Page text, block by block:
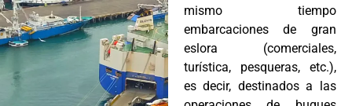
mismo tiempo
embarcaciones de gran
eslora (comerciales,
turística, pesqueras, etc.),
es decir, destinados a las